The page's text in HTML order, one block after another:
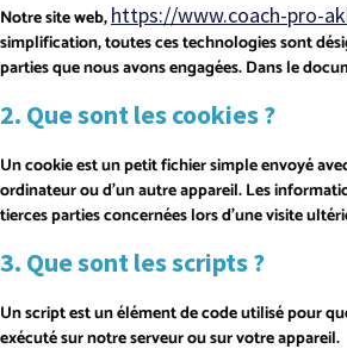
Notre site web,https://www.coach-pro-
simplification, toutes ces technologies sont
parties que nous avons engagées. Dans le
2. Que sont les cookies ?
Un cookie est un petit fichier simple envoyé
ordinateur ou d’un autre appareil. Les
tierces parties concernées lors d’une visite
3. Que sont les scripts ?
Un script est un élément de code utilisé pour
exécuté sur notre serveur ou sur votre appareil.